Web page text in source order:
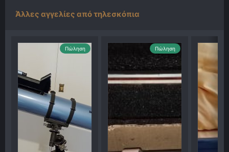
Άλλες αγγελίες από τηλεσκόπια
Πώληση Πώληση